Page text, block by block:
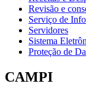
Revisão e
Serviço de
Servidores
Sistema
Proteção de
CAMPI